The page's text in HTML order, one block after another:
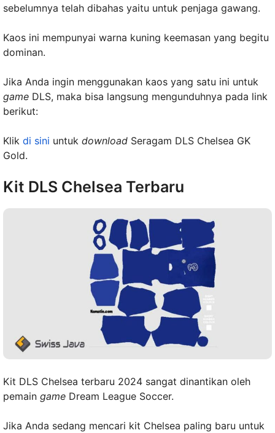
sebelumnya telah dibahas yaitu untuk penjaga gawang.
Kaos ini mempunyai warna kuning keemasan yang begitu
dominan.
Jika Anda ingin menggunakan kaos yang satu ini untuk
game DLS, maka bisa langsung mengunduhnya pada link
berikut:
Klik di sini untuk download Seragam DLS Chelsea GK
Gold.
Kit DLS Chelsea Terbaru
Kit DLS Chelsea terbaru 2024 sangat dinantikan oleh
pemain game Dream League Soccer.
Jika Anda sedang mencari kit Chelsea paling baru untuk